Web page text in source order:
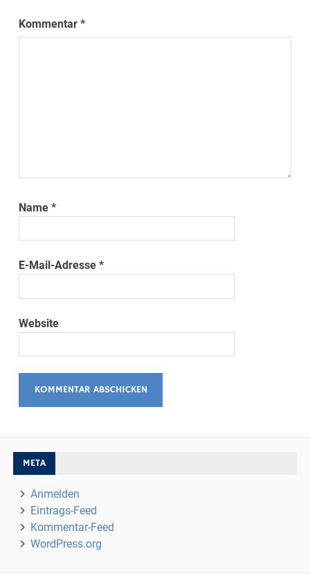
Kommentar*
Name*
E-Mail-Adresse*
Website
META
Anmelden
Eintrags-Feed
Kommentar-Feed
WordPress.org